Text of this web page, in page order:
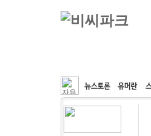
커뮤니티 속도패치